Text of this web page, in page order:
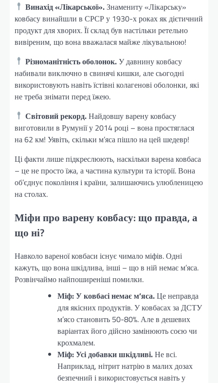
Винахід «Лікарської».Знамениту «Лікарську»
ковбасу винайшли в СРСР у 1930-х роках як дієтичний
продукт для хворих. Її склад був настільки ретельно
вивіреним, що вона вважалася майже лікувальною!
Різноманітність оболонок.У давнину ковбасу
набивали виключно в свинячі кишки, але сьогодні
використовують навіть їстівні колагенові оболонки, які
не треба знімати перед їжею.
Світовий рекорд.Найдовшу варену ковбасу
виготовили в Румунії у 2014 році – вона простяглася
на 62 км! Уявіть, скільки м’яса пішло на цей шедевр!
Ці факти лише підкреслюють, наскільки варена ковбаса
– це не просто їжа, а частина культури та історії. Вона
об’єднує покоління і країни, залишаючись улюбленицею
на столах.
Міфи про варену ковбасу: що правда, а
що ні?
Навколо вареної ковбаси існує чимало міфів. Одні
кажуть, що вона шкідлива, інші – що в ній немає м’яса.
Розвінчаймо найпоширеніші помилки.
Міф: У ковбасі немає м’яса.Це неправда
для якісних продуктів. У ковбасах за ДСТУ
м’ясо становить 50-80%. Але в дешевих
варіантах його дійсно замінюють соєю чи
крохмалем.
Міф: Усі добавки шкідливі.Не всі.
Наприклад, нітрит натрію в малих дозах
безпечний і використовується навіть у